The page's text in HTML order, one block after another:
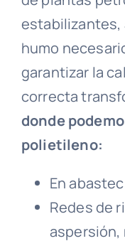
estabilizantes,
humo
garantizar la
correcta
donde
polietileno:
En
Redes de
aspersión,